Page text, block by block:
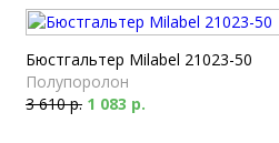
Бюстгальтер Milabel 21023-50
Полупоролон
3 610 р. 1 083 р.